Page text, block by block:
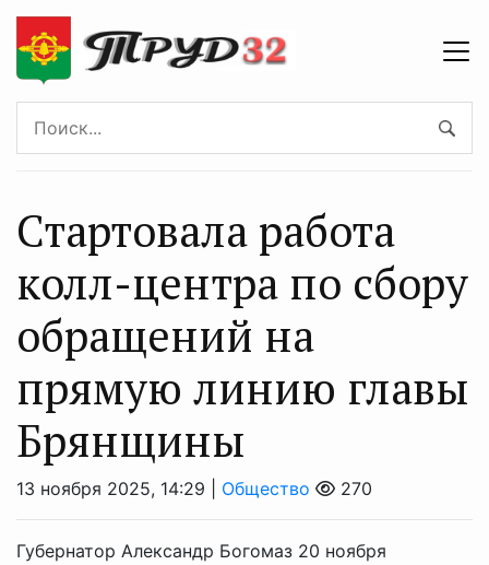
Стартовала работа
колл-центра по сбору
обращений на
прямую линию главы
Брянщины
13 ноября 2025, 14:29 | Общество 270
Губернатор Александр Богомаз 20 ноября